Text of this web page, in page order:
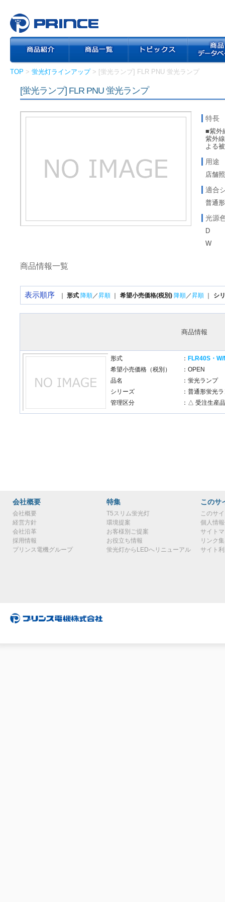
TOP > 蛍光灯ラインアップ> [蛍光ランプ] FLR PNU 蛍光ランプ
[蛍光ランプ] FLR PNU 蛍光ランプ
特長
■紫外
紫外
よる
用途
店舗
適合
普通
光源
D
W
商品情報一覧
表示順序 形式 降順／昇順 希望小売価格(税別) 降順／昇順 シ
商品情報
形式 ： FLR40S・
希望小売価格（税別）
：OPEN
品名
：蛍光ランプ
シリーズ
：普通形蛍光
管理区分
：△ 受注生産品
会社概要
会社概要
経営方針
会社沿革
採用情報
プリンス電機グループ
特集
T5スリム蛍光灯
環境提案
お客様別ご提案
お役立ち情報
蛍光灯からLEDへリニューアル
このサ
このサ
個人情
サイト
リンク集
サイト